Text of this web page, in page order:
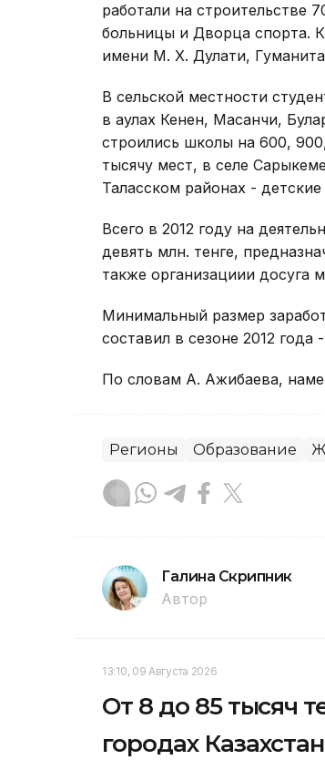
работали на строительстве
больницы и Дворца спорта.
имени М. Х. Дулати,
В сельской местности
в аулах Кенен, Масанчи,
строились школы на 600,
тысячу мест, в селе
Таласском районах -
Всего в 2012 году на
девять млн. тенге,
также организациии досуга
Минимальный размер
составил в сезоне 2012
По словам А. Ажибаева,
Регионы Образование
Галина Скрипник
Автор
13:10, 09 Августа 2026
От 8 до 85 тысяч
городах